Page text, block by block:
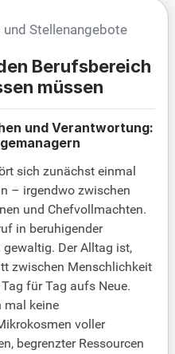
Stellenangebote
Berufsbereich
müssen
und Verantwortung:
sich zunächst einmal
– irgendwo zwischen
und Chefvollmachten.
in beruhigender
Der Alltag ist,
zwischen Menschlichkeit
für Tag aufs Neue.
mal keine
voller
begrenzter Ressourcen